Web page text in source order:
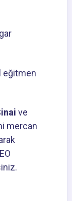
eğitmen
ve
mercan